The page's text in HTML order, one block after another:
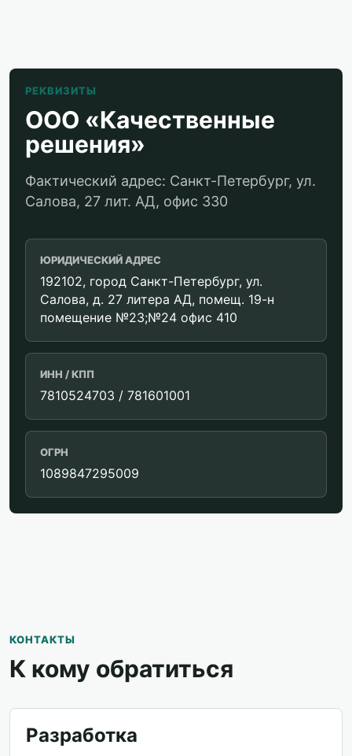
РЕКВИЗИТЫ
ООО «Качественные
решения»
Фактический адрес: Санкт-Петербург, ул.
Салова, 27 лит. АД, офис 330
ЮРИДИЧЕСКИЙ АДРЕС
192102, город Санкт-Петербург, ул.
Салова, д. 27 литера АД, помещ. 19-н
помещение №23;№24 офис 410
ИНН / КПП
7810524703 / 781601001
ОГРН
1089847295009
КОНТАКТЫ
К кому обратиться
Разработка